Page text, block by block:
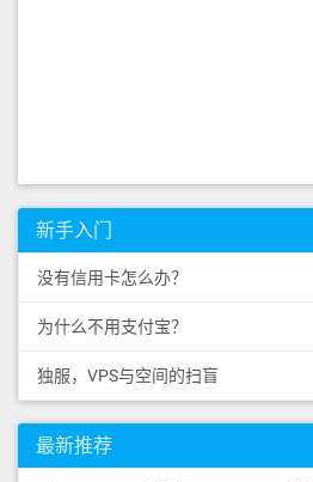
新手入门
没有信用卡怎么办？
为什么不用支付宝？
独服，VPS与空间的扫盲
最新推荐